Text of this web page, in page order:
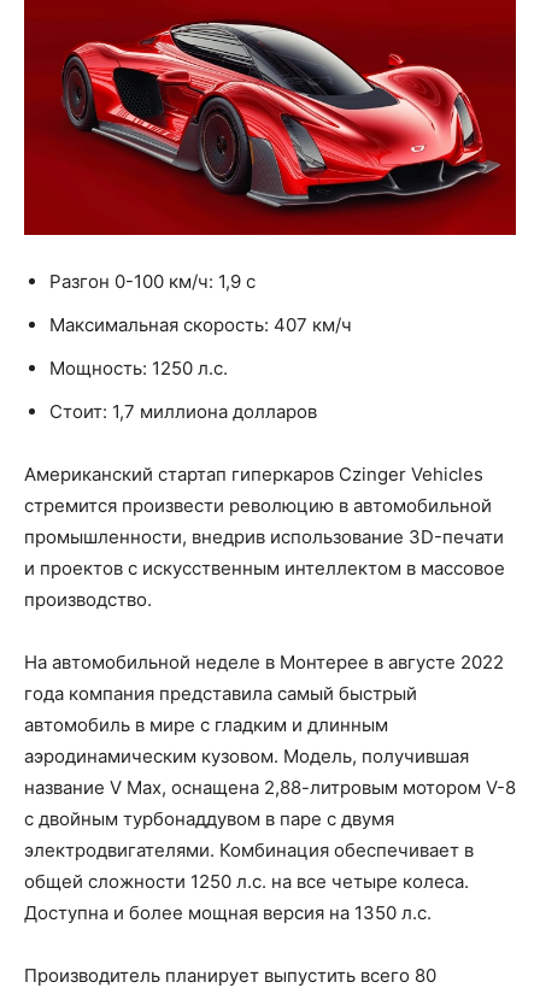
Разгон 0-100 км/ч: 1,9 с
Максимальная скорость: 407 км/ч
Мощность: 1250 л.с.
Стоит: 1,7 миллиона долларов
Американский стартап гиперкаров Czinger Vehicles
стремится произвести революцию в автомобильной
промышленности, внедрив использование 3D-печати
и проектов с искусственным интеллектом в массовое
производство.
На автомобильной неделе в Монтерее в августе 2022
года компания представила самый быстрый
автомобиль в мире с гладким и длинным
аэродинамическим кузовом. Модель, получившая
название V Max, оснащена 2,88-литровым мотором V-8
с двойным турбонаддувом в паре с двумя
электродвигателями. Комбинация обеспечивает в
общей сложности 1250 л.с. на все четыре колеса.
Доступна и более мощная версия на 1350 л.с.
Производитель планирует выпустить всего 80